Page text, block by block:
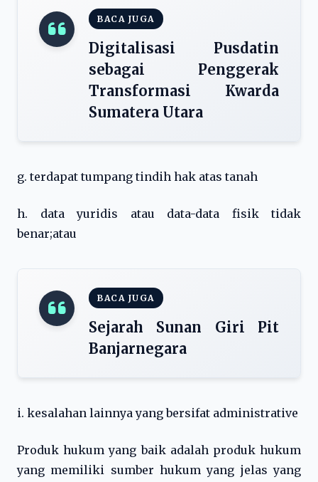
BACA JUGA
Digitalisasi Pusdatin
sebagai Penggerak
Transformasi Kwarda
Sumatera Utara
g. terdapat tumpang tindih hak atas tanah
h. data yuridis atau data-data fisik tidak
benar;atau
BACA JUGA
Sejarah Sunan Giri Pit
Banjarnegara
i. kesalahan lainnya yang bersifat administrative
Produk hukum yang baik adalah produk hukum
yang memiliki sumber hukum yang jelas yang